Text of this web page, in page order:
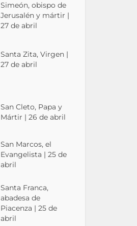
Simeón, obispo de
Jerusalén y mártir |
27 de abril
Santa Zita, Virgen |
27 de abril
San Cleto, Papa y
Mártir | 26 de abril
San Marcos, el
Evangelista | 25 de
abril
Santa Franca,
abadesa de
Piacenza | 25 de
abril